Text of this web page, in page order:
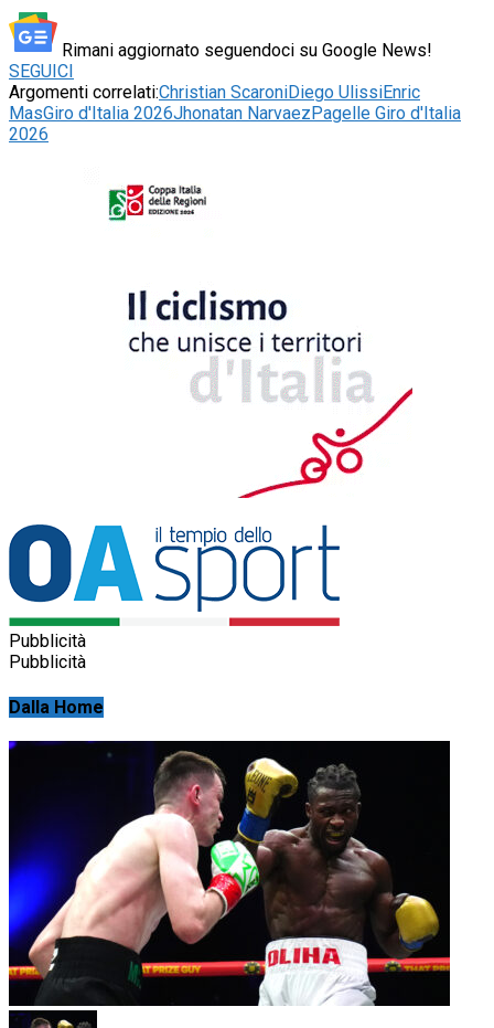
Rimani aggiornato seguendoci su Google News!
SEGUICI
Argomenti correlati:Christian ScaroniDiego UlissiEnric
MasGiro d'Italia 2026Jhonatan Narvaez Pagelle Giro d'Italia
2026
Pubblicità
Pubblicità
Dalla Home